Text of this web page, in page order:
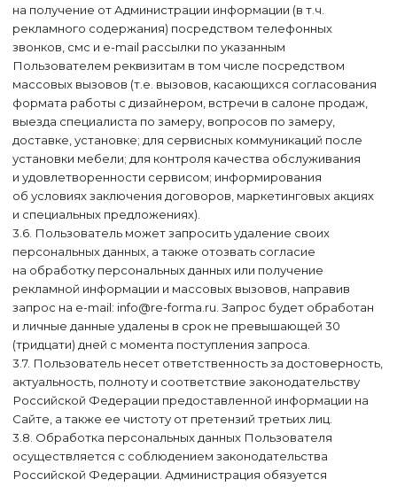
на получение от Администрации информации (в т.ч.
рекламного содержания) посредством телефонных
звонков, смс и e-mail рассылки по указанным
Пользователем реквизитам в том числе посредством
массовых вызовов (т.е. вызовов, касающихся согласования
формата работы с дизайнером, встречи в салоне продаж,
выезда специалиста по замеру, вопросов по замеру,
доставке, установке; для сервисных коммуникаций после
установки мебели; для контроля качества обслуживания
и удовлетворенности сервисом; информирования
об условиях заключения договоров, маркетинговых акциях
и специальных предложениях).
3.6. Пользователь может запросить удаление своих
персональных данных, а также отозвать согласие
на обработку персональных данных или получение
рекламной информации и массовых вызовов, направив
запрос на e-mail: info@re-forma.ru. Запрос будет обработан
и личные данные удалены в срок не превышающей 30
(тридцати) дней с момента поступления запроса.
3.7. Пользователь несет ответственность за достоверность,
актуальность, полноту и соответствие законодательству
Российской Федерации предоставленной информации на
Сайте, а также ее чистоту от претензий третьих лиц.
3.8. Обработка персональных данных Пользователя
осуществляется с соблюдением законодательства
Российской Федерации. Администрация обязуется
ОТПРАВЬТЕ РЕЗЮМЕ
Обязательные поля для заполнения помечены *